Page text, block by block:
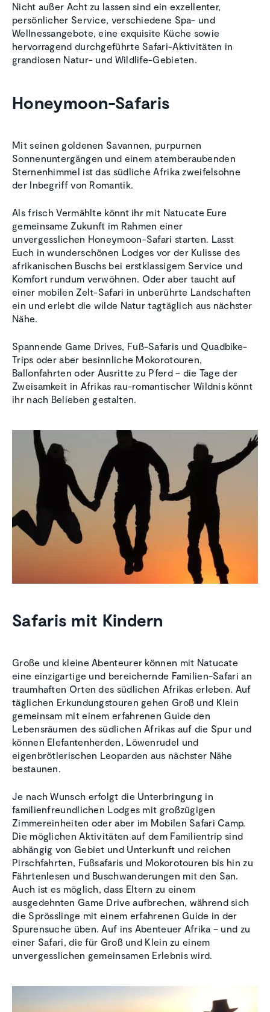
Nicht außer Acht zu lassen sind ein exzellenter,
persönlicher Service, verschiedene Spa- und
Wellnessangebote, eine exquisite Küche sowie
hervorragend durchgeführte Safari-Aktivitäten in
grandiosen Natur- und Wildlife-Gebieten.
Honeymoon-Safaris
Mit seinen goldenen Savannen, purpurnen
Sonnenuntergängen und einem atemberaubenden
Sternenhimmel ist das südliche Afrika zweifelsohne
der Inbegriff von Romantik.
Als frisch Vermählte könnt ihr mit Natucate Eure
gemeinsame Zukunft im Rahmen einer
unvergesslichen Honeymoon-Safari starten. Lasst
Euch in wunderschönen Lodges vor der Kulisse des
afrikanischen Buschs bei erstklassigem Service und
Komfort rundum verwöhnen. Oder aber taucht auf
einer mobilen Zelt-Safari in unberührte Landschaften
ein und erlebt die wilde Natur tagtäglich aus nächster
Nähe.
Spannende Game Drives, Fuß-Safaris und Quadbike-
Trips oder aber besinnliche Mokorotouren,
Ballonfahrten oder Ausritte zu Pferd – die Tage der
Zweisamkeit in Afrikas rau-romantischer Wildnis könnt
ihr nach Belieben gestalten.
Safaris mit Kindern
Große und kleine Abenteurer können mit Natucate
eine einzigartige und bereichernde Familien-Safari an
traumhaften Orten des südlichen Afrikas erleben. Auf
täglichen Erkundungstouren gehen Groß und Klein
gemeinsam mit einem erfahrenen Guide den
Lebensräumen des südlichen Afrikas auf die Spur und
können Elefantenherden, Löwenrudel und
eigenbrötlerischen Leoparden aus nächster Nähe
bestaunen.
Je nach Wunsch erfolgt die Unterbringung in
familienfreundlichen Lodges mit großzügigen
Zimmereinheiten oder aber im Mobilen Safari Camp.
Die möglichen Aktivitäten auf dem Familientrip sind
abhängig von Gebiet und Unterkunft und reichen
Pirschfahrten, Fußsafaris und Mokorotouren bis hin zu
Fährtenlesen und Buschwanderungen mit den San.
Auch ist es möglich, dass Eltern zu einem
ausgedehnten Game Drive aufbrechen, während sich
die Sprösslinge mit einem erfahrenen Guide in der
Spurensuche üben. Auf ins Abenteuer Afrika – und zu
einer Safari, die für Groß und Klein zu einem
unvergesslichen gemeinsamen Erlebnis wird.